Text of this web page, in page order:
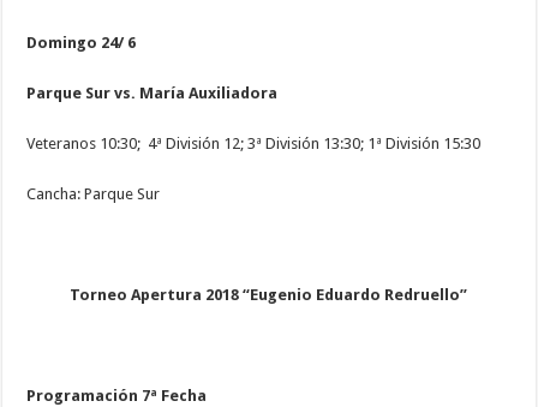
Domingo 24/ 6
Parque Sur vs. María Auxiliadora
Veteranos 10:30; 4ª División 12; 3ª División 13:30; 1ª División 15:30
Cancha: Parque Sur
Torneo Apertura 2018 “Eugenio Eduardo Redruello”
Programación 7ª Fecha